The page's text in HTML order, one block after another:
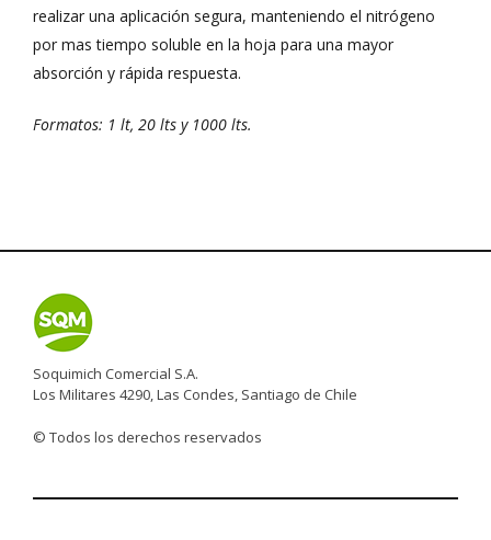
realizar una aplicación segura, manteniendo el nitrógeno
por mas tiempo soluble en la hoja para una mayor
absorción y rápida respuesta.
Formatos: 1 lt, 20 lts y 1000 lts.
Soquimich Comercial S.A.
Los Militares 4290, Las Condes, Santiago de Chile
© Todos los derechos reservados